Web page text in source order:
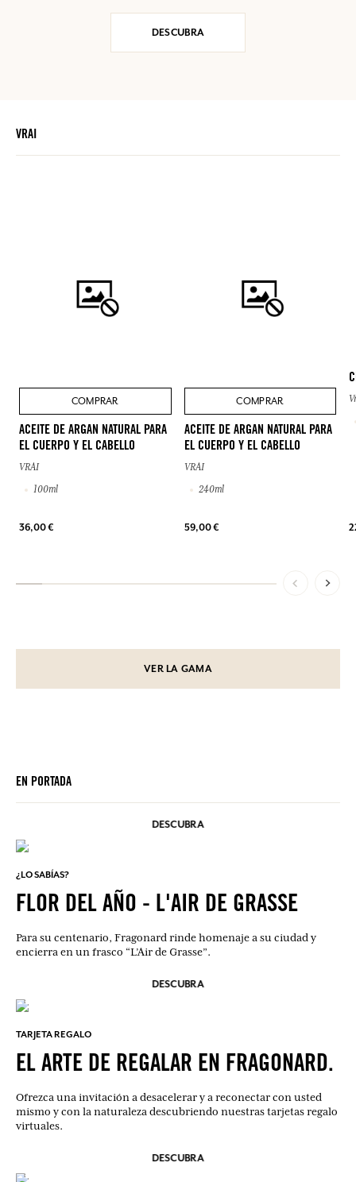
DESCUBRA
VRAI
COMPRAR
ACEITE DE ARGAN NATURAL PARA
EL CUERPO Y EL CABELLO
VRAI
100ml
36,00 €
COMPRAR
ACEITE DE ARGAN NATURAL PARA
EL CUERPO Y EL CABELLO
VRAI
240ml
59,00 €
VER LA GAMA
EN PORTADA
DESCUBRA
¿LO SABÍAS?
FLOR DEL AÑO - L'AIR DE GRASSE
Para su centenario, Fragonard rinde homenaje a su ciudad y
encierra en un frasco “L’Air de Grasse”.
DESCUBRA
TARJETA REGALO
EL ARTE DE REGALAR EN FRAGONARD.
Ofrezca una invitación a desacelerar y a reconectar con usted
mismo y con la naturaleza descubriendo nuestras tarjetas regalo
virtuales.
DESCUBRA